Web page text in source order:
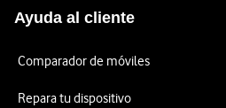
Ayuda al cliente
Comparador de móviles
Repara tu dispositivo